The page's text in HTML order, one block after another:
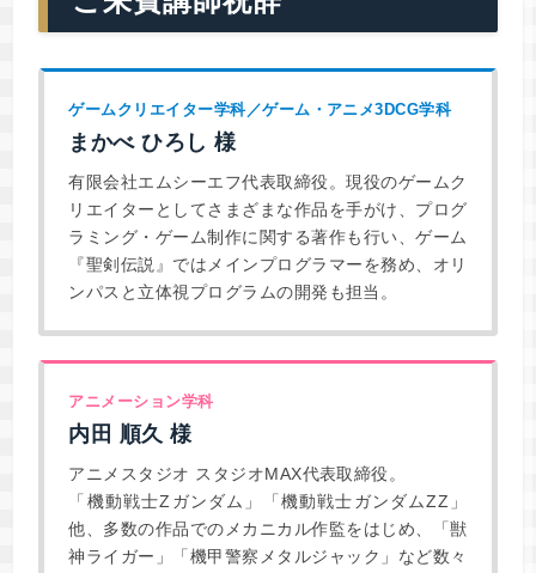
ゲームクリエイター学科／ゲーム・アニメ3DCG学科
まかべ ひろし 様
有限会社エムシーエフ代表取締役。現役のゲームク
リエイターとしてさまざまな作品を手がけ、プログ
ラミング・ゲーム制作に関する著作も行い、ゲーム
『聖剣伝説』ではメインプログラマーを務め、オリ
ンパスと立体視プログラムの開発も担当。
アニメーション学科
内田 順久 様
アニメスタジオ スタジオMAX代表取締役。
「機動戦士Zガンダム」「機動戦士ガンダムZZ」
他、多数の作品でのメカニカル作監をはじめ、「獣
神ライガー」「機甲警察メタルジャック」など数々